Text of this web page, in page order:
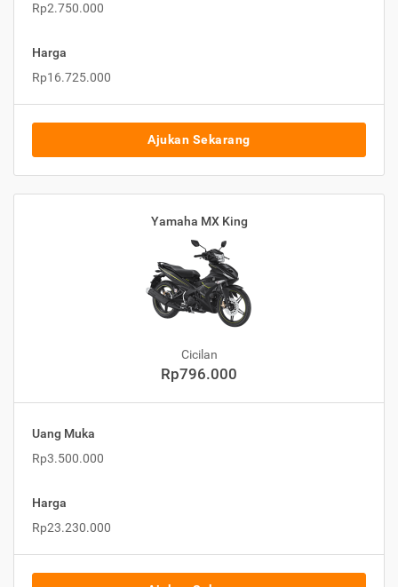
Rp2.750.000
Harga
Rp16.725.000
Ajukan Sekarang
Yamaha MX King
Cicilan
Rp796.000
Uang Muka
Rp3.500.000
Harga
Rp23.230.000